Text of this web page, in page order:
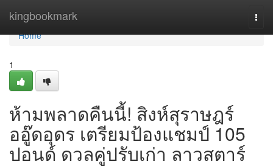
kingbookmark
Home
Home
1
ห้ามพลาดคืนนี้! สิงห์สุราษฎร์
ออู๊ดอุดร เตรียมป้องแชมป์ 105
ปอนด์ ดวลคู่ปรับเก่า ลาวสตาร์